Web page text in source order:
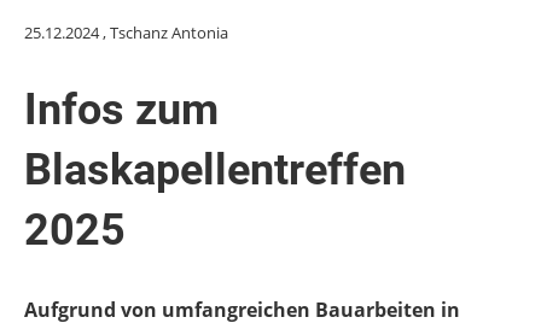
25.12.2024, Tschanz Antonia
Infos zum
Blaskapellentreffen
2025
Aufgrund von umfangreichen Bauarbeiten in